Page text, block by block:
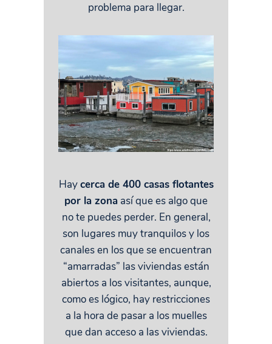
problema para llegar.
Haycerca de 400 casas flotantes
por la zona así que es algo que
no te puedes perder. En general,
son lugares muy tranquilos y los
canales en los que se encuentran
“amarradas” las viviendas están
abiertos a los visitantes, aunque,
como es lógico, hay restricciones
a la hora de pasar a los muelles
que dan acceso a las viviendas.